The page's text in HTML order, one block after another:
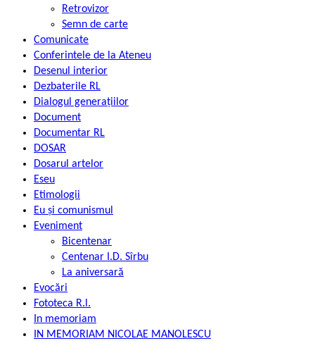
Retrovizor
Semn de carte
Comunicate
Conferintele de la Ateneu
Desenul interior
Dezbaterile RL
Dialogul generațiilor
Document
Documentar RL
DOSAR
Dosarul artelor
Eseu
Etimologii
Eu și comunismul
Eveniment
Bicentenar
Centenar I.D. Sîrbu
La aniversară
Evocări
Fototeca R.l.
In memoriam
IN MEMORIAM NICOLAE MANOLESCU